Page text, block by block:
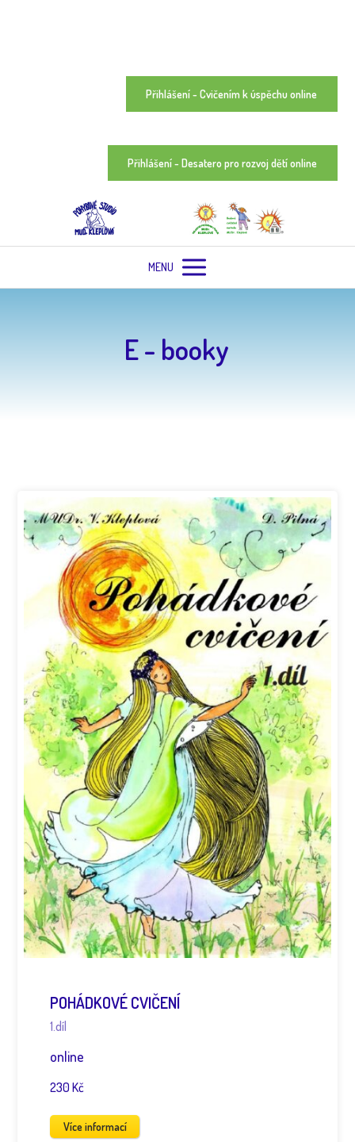
Přihlášení - Cvičením k úspěchu online
Přihlášení - Desatero pro rozvoj dětí online
MENU
E - booky
POHÁDKOVÉ CVIČENÍ
1.díl
online
230 Kč
Více informací